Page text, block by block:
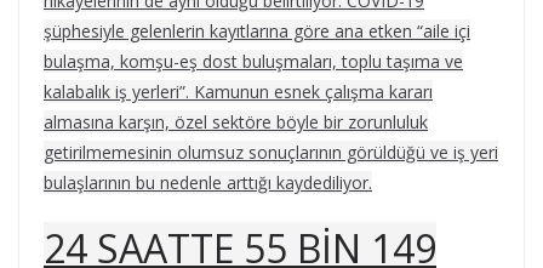
şüphesiyle gelenlerin kayıtlarına göre ana etken “aile içi
bulaşma, komşu-eş dost buluşmaları, toplu taşıma ve
kalabalık iş yerleri”. Kamunun esnek çalışma kararı
almasına karşın, özel sektöre böyle bir zorunluluk
getirilmemesinin olumsuz sonuçlarının görüldüğü ve iş yeri
bulaşlarının bu nedenle arttığı kaydediliyor.
24 SAATTE 55 BİN 149